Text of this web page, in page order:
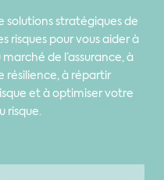
solutions stratégiques de
risques pour vous aider à
de l’assurance, à
résilience, à répartir
et à optimiser votre
risque.